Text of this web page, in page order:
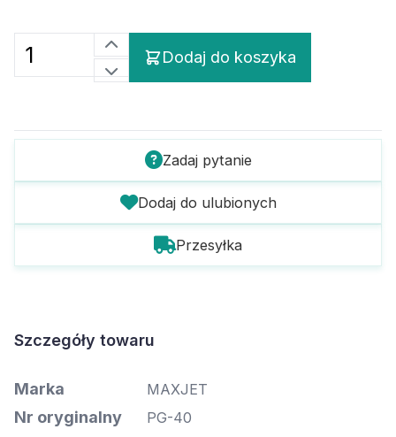
Dodaj do koszyka
Zadaj pytanie
Dodaj do ulubionych
Przesyłka
Szczegóły towaru
Marka MAXJET
Nr oryginalny PG-40